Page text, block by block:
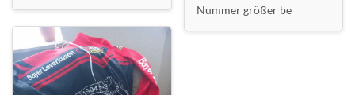
Nummer größer be